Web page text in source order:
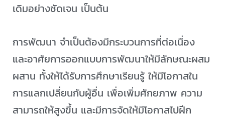
เดิมอย่างชัดเจน เป็นต้น
การพัฒนา จำเป็นต้องมีกระบวนการที่ต่อเนื่อง
และอาศัยการออกแบบการพัฒนาให้มีลักษณะผสม
ผสาน ทั้งให้ได้รับการศึกษาเรียนรู้ ให้มีโอกาสใน
การแลกเปลี่ยนกับผู้อื่น เพื่อเพิ่มศักยภาพ ความ
สามารถให้สูงขึ้น และมีการจัดให้มีโอกาสไปฝีก